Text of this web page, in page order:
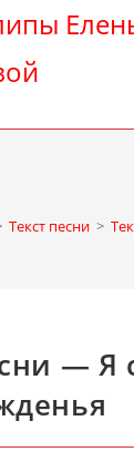
Текст песни >
— Я